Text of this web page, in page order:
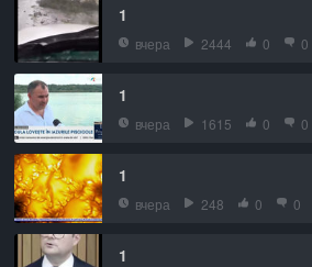
1
вчера 2444 0 0
1
вчера 1615 0 0
1
вчера 248 0 0
1